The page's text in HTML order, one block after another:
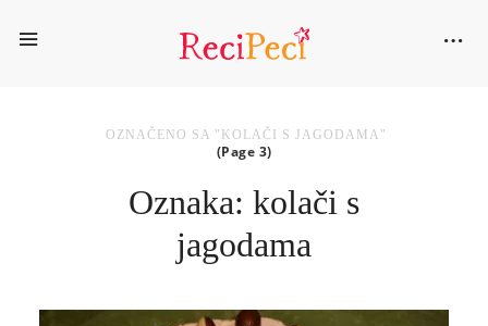
OZNAČENO SA "KOLAČI S JAGODAMA"
(Page 3)
Oznaka: kolači s
jagodama